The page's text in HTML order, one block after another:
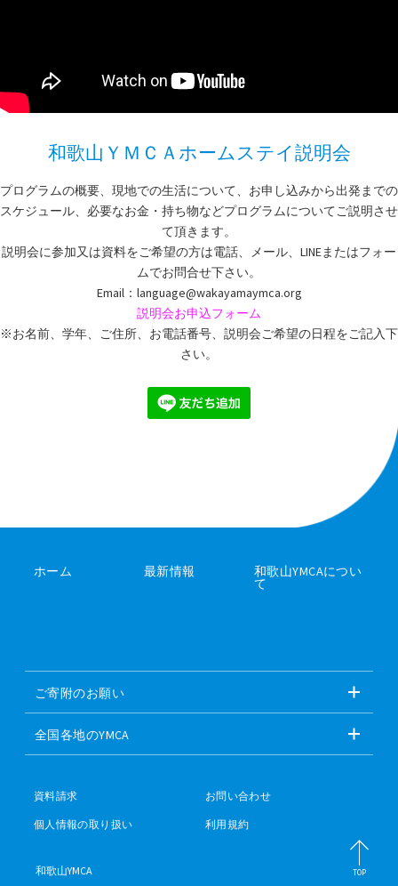
和歌山ＹＭＣＡホームステイ説明会
プログラムの概要、現地での生活について、お申し込みから出発までの
スケジュール、必要なお金・持ち物などプログラムについてご説明させ
て頂きます。
説明会に参加又は資料をご希望の方は電話、メール、LINEまたはフォー
ムでお問合せ下さい。
Email：language@wakayamaymca.org
説明会お申込フォーム
※お名前、学年、ご住所、お電話番号、説明会ご希望の日程をご記入下
さい。
ホーム 最新情報 和歌山YMCAについ
て
ご寄附のお願い
全国各地のYMCA
資料請求 お問い合わせ
個人情報の取り扱い 利用規約
和歌山YMCA TOP